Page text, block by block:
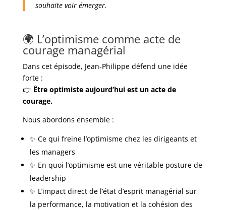
souhaite voir émerger.
🌍 L’optimisme comme acte de
courage managérial
Dans cet épisode, Jean-Philippe défend une idée
forte :
👉 Être optimiste aujourd’hui est un acte de
courage.
Nous abordons ensemble :
✨ Ce qui freine l’optimisme chez les dirigeants et
les managers
✨ En quoi l’optimisme est une véritable posture de
leadership
✨ L’impact direct de l’état d’esprit managérial sur
la performance, la motivation et la cohésion des